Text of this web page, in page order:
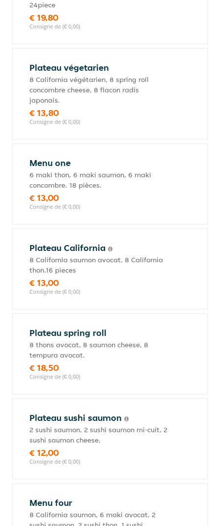
24piece
€ 19,80
Consigne de (€ 0,00)
Plateau végetarien
8 California végétarien, 8 spring roll
concombre cheese, 8 flacon radis
japonais.
€ 13,80
Consigne de (€ 0,00)
Menu one
6 maki thon, 6 maki saumon, 6 maki
concombre. 18 pièces.
€ 13,00
Consigne de (€ 0,00)
Plateau California
8 California saumon avocat, 8 California
thon.16 pieces
€ 13,00
Consigne de (€ 0,00)
Plateau spring roll
8 thons avocat, 8 saumon cheese, 8
tempura avocat.
€ 18,50
Consigne de (€ 0,00)
Plateau sushi saumon
2 sushi saumon, 2 sushi saumon mi-cuit, 2
sushi saumon cheese.
€ 12,00
Consigne de (€ 0,00)
Menu four
8 California saumon, 6 maki avocat, 2